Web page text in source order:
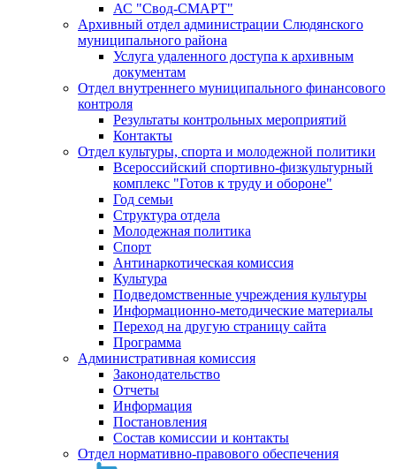
АС "Свод-СМАРТ"
Архивный отдел администрации Слюдянского
муниципального района
Услуга удаленного доступа к архивным
документам
Отдел внутреннего муниципального финансового
контроля
Результаты контрольных мероприятий
Контакты
Отдел культуры, спорта и молодежной политики
Всероссийский спортивно-физкультурный
комплекс "Готов к труду и обороне"
Год семьи
Структура отдела
Молодежная политика
Спорт
Антинаркотическая комиссия
Культура
Подведомственные учреждения культуры
Информационно-методические материалы
Переход на другую страницу сайта
Программа
Административная комиссия
Законодательство
Отчеты
Информация
Постановления
Состав комиссии и контакты
Отдел нормативно-правового обеспечения